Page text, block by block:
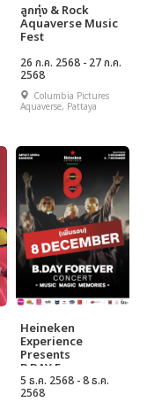
ลูกทุ่ง & Rock
Aquaverse Music
Fest
26 ก.ค. 2568 - 27 ก.ค.
2568
Columbia Pictures
Aquaverse, Pattaya
Heineken
Experience
Presents
B.DAY Forever
Concert
5 ธ.ค. 2568 - 8 ธ.ค.
2568